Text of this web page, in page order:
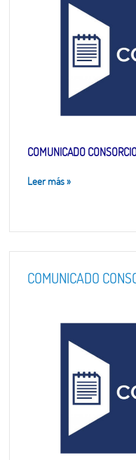
COMUNICADO
Leer más»
COMUNICADO